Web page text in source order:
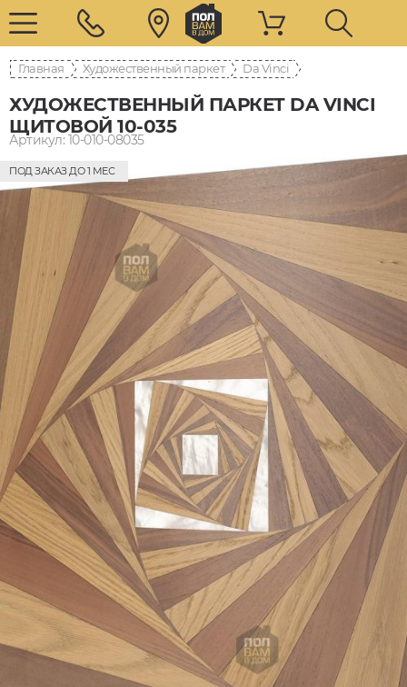
Главная Художественный паркет Da Vinci
ХУДОЖЕСТВЕННЫЙ ПАРКЕТ DA VINCI
ЩИТОВОЙ 10-035
Артикул: 10-010-08035
ПОД ЗАКАЗ ДО 1 МЕС